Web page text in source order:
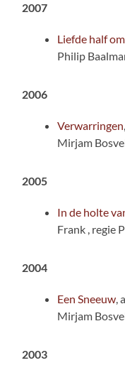
2007
Liefde half
Philip
2006
Verwarringen
Mirjam
2005
In de holte
Frank , regie
2004
Een Sneeuw,
Mirjam
2003